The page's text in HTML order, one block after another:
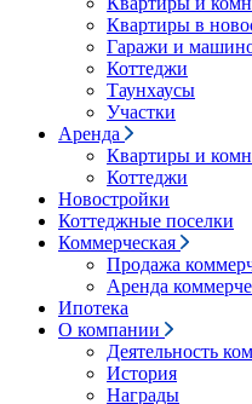
Квартиры в
Гаражи и
Коттеджи
Таунхаусы
Участки
Аренда
Квартиры и
Коттеджи
Новостройки
Коттеджные поселки
Коммерческая
Продажа
Аренда
Ипотека
О компании
Деятельность
История
Награды